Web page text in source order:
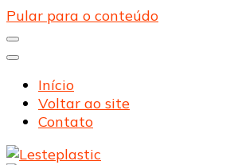
Pular para o conteúdo
Início
Voltar ao site
Contato